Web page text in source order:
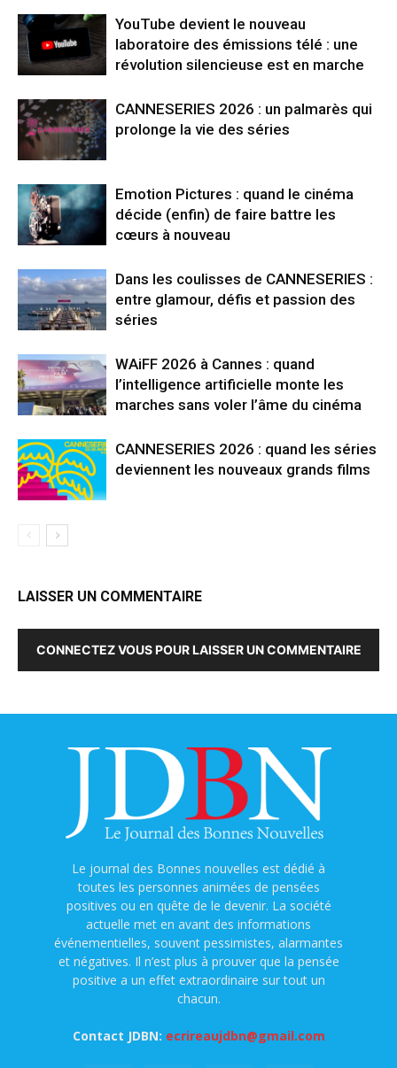
YouTube devient le nouveau
laboratoire des émissions télé : une
révolution silencieuse est en marche
CANNESERIES 2026 : un palmarès qui
prolonge la vie des séries
Emotion Pictures : quand le cinéma
décide (enfin) de faire battre les
cœurs à nouveau
Dans les coulisses de CANNESERIES :
entre glamour, défis et passion des
séries
WAiFF 2026 à Cannes : quand
l’intelligence artificielle monte les
marches sans voler l’âme du cinéma
CANNESERIES 2026 : quand les séries
deviennent les nouveaux grands films
LAISSER UN COMMENTAIRE
CONNECTEZ VOUS POUR LAISSER UN COMMENTAIRE
Le journal des Bonnes nouvelles est dédié à
toutes les personnes animées de pensées
positives ou en quête de le devenir. La société
actuelle met en avant des informations
événementielles, souvent pessimistes, alarmantes
et négatives. Il n’est plus à prouver que la pensée
positive a un effet extraordinaire sur tout un
chacun.
Contact JDBN: ecrireaujdbn@gmail.com